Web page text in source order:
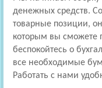
денежных средств.
товарные позиции,
которым вы сможете
беспокойтесь о
все необходимые
Работать с нами